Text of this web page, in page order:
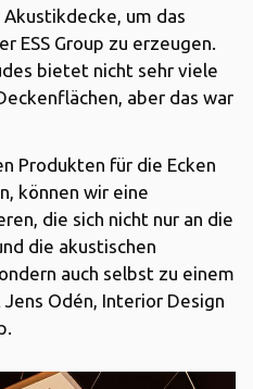
um das
ESS Group zu erzeugen.
bietet nicht sehr viele
aber das war
Produkten für die Ecken
können wir eine
die sich nicht nur an die
die akustischen
auch selbst zu einem
Odén, Interior Design